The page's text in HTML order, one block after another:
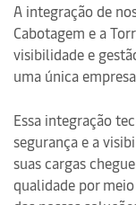
A integração de
Cabotagem e a
visibilidade e
uma única
Essa integração
segurança e a
suas cargas
qualidade por